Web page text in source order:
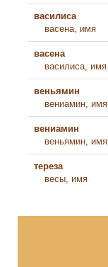
василиса
васена, имя
васена
василиса, имя
веньямин
вениамин, имя
вениамин
веньямин, имя
тереза
весы, имя